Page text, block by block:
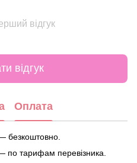
відгук
відгук
Оплата
безкоштовно.
тарифам перевізника.